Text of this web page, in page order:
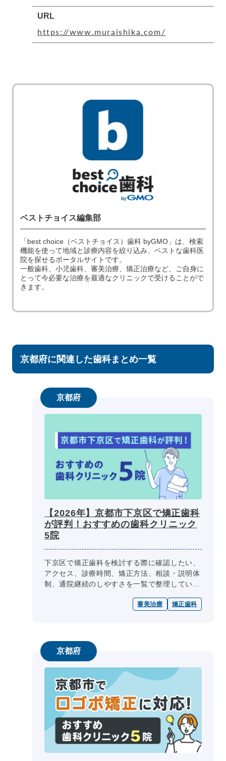
URL
https://www.muraishika.com/
ベストチョイス編集部
「best choice（ベストチョイス）歯科 byGMO」は、検索
機能を使って地域と診療内容を絞り込み、ベストな歯科医
院を探せるポータルサイトです。
一般歯科、小児歯科、審美治療、矯正治療など、ご自身に
とって今必要な治療を最適なクリニックで受けることがで
きます。
京都府に関連した歯科まとめ一覧
京都府
【2026年】京都市下京区で矯正歯科
が評判！おすすめの歯科クリニック
5院
下京区で矯正歯科を検討する際に確認したい、
アクセス、診療時間、矯正方法、相談・説明体
制、通院継続のしやすさを一覧で整理していま
審美治療 矯正歯科
京都府